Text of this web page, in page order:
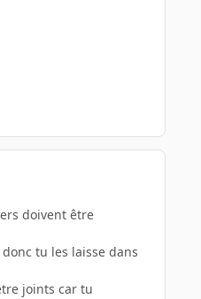
doivent être
tu les laisse dans
joints car tu